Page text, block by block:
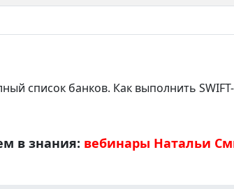
список банков. Как выполнить
в знания: вебинары Натальи